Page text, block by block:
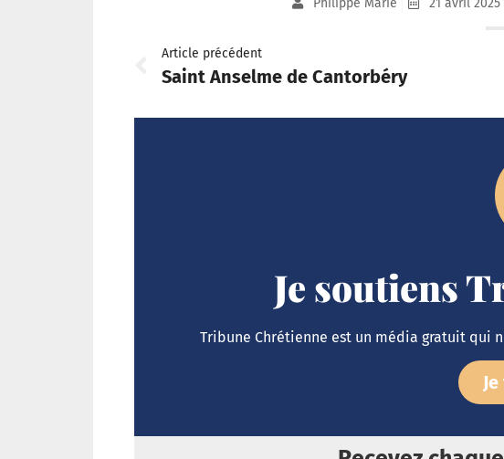
Article précédent
Saint Anselme de Cantorbéry
Je soutiens
Tribune Chrétienne est un média gratuit qui